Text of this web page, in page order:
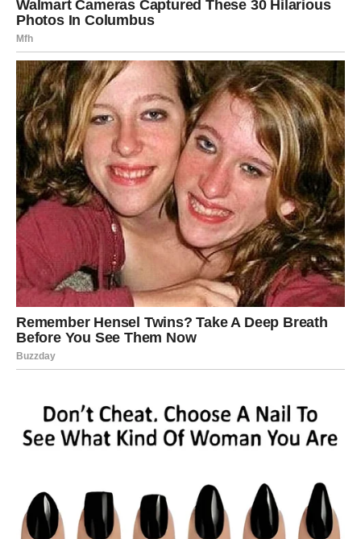
Srce zna više nego što mislite
Pred vama su važni trenuci.
VAGA
Pred vama su dani puni romantike.
Moguća je poruka ili susret koji vam vraća osmijeh na
Nova simpatija ulazi u vaš život.